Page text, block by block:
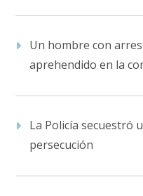
Un hombre con
aprehendido en la
La Policía secuestró
persecución